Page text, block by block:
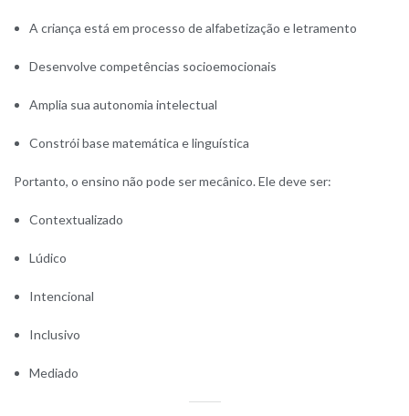
A criança está em processo de alfabetização e letramento
Desenvolve competências socioemocionais
Amplia sua autonomia intelectual
Constrói base matemática e linguística
Portanto, o ensino não pode ser mecânico. Ele deve ser:
Contextualizado
Lúdico
Intencional
Inclusivo
Mediado